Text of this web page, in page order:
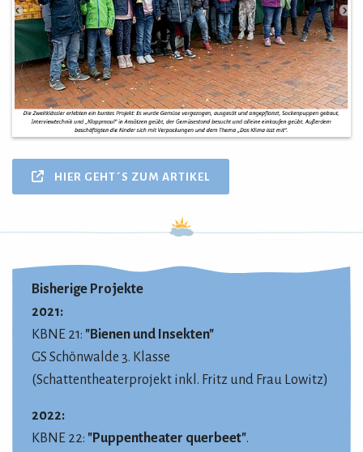
HIER GEHT´S ZUM ARTIKEL
Bisherige Projekte
2021:
KBNE 21: "Bienen und Insekten"
GS Schönwalde 3. Klasse
(Schattentheaterprojekt inkl. Fritz und Frau Lowitz)
2022:
KBNE 22: "Puppentheater querbeet".